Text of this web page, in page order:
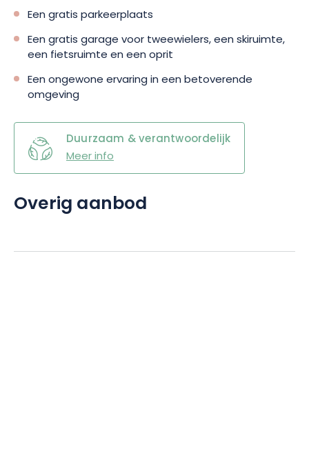
Een gratis parkeerplaats
Een gratis garage voor tweewielers, een skiruimte,
een fietsruimte en een oprit
Een ongewone ervaring in een betoverende
omgeving
Duurzaam & verantwoordelijk
Meer info
Overig aanbod